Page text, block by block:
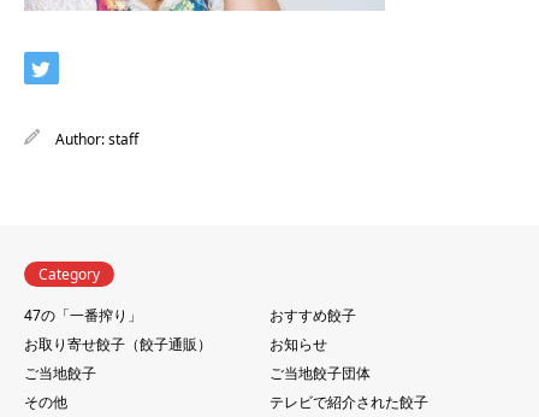
Author:staff
Category
47の「一番搾り」
おすすめ餃子
お取り寄せ餃子（餃子通販）
お知らせ
ご当地餃子
ご当地餃子団体
その他
テレビで紹介された餃子